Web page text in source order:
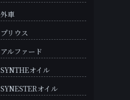
外車
プリウス
アルファード
SYNTHEオイル
SYNESTERオイル